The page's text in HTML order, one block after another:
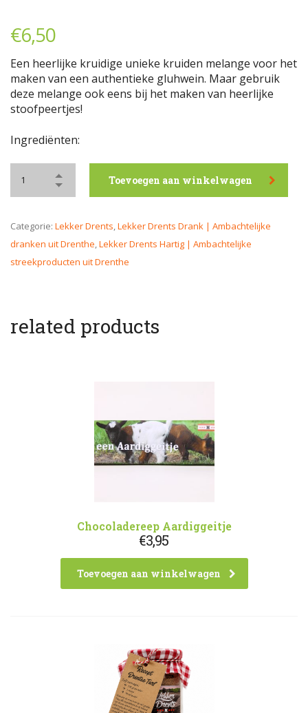
€6,50
Een heerlijke kruidige unieke kruiden melange voor het
maken van een authentieke gluhwein. Maar gebruik
deze melange ook eens bij het maken van heerlijke
stoofpeertjes!
Ingrediënten:
Toevoegen aan winkelwagen
Categorie: Lekker Drents,Lekker Drents Drank | Ambachtelijke
dranken uit Drenthe,Lekker Drents Hartig | Ambachtelijke
streekproducten uit Drenthe
related products
Chocoladereep Aardiggeitje
€3,95
Toevoegen aan winkelwagen